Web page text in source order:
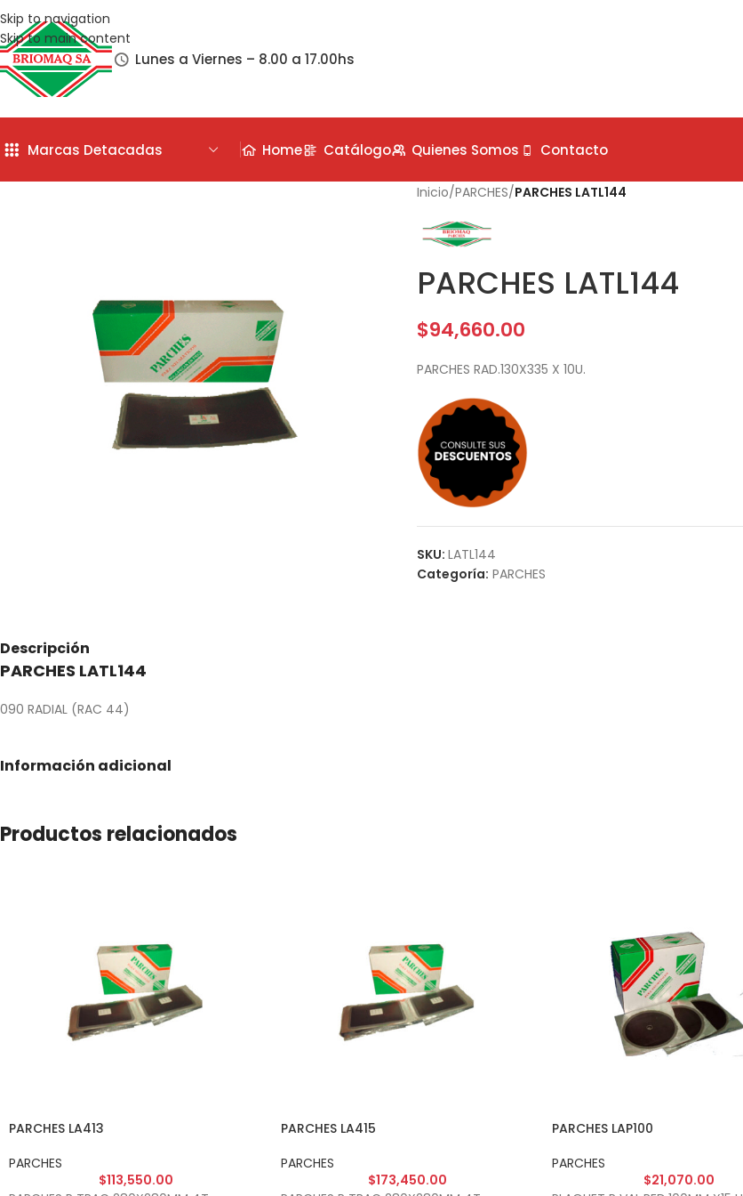
Skip to navigation
Skip to main content
Lunes a Viernes – 8.00 a 17.00hs
Marcas Detacadas Home Catálogo Quienes Somos Contacto
Inicio/PARCHES/PARCHES LATL144
PARCHES LATL144
$94,660.00
PARCHES RAD.130X335 X 10U.
SKU:LATL144
Categoría: PARCHES
Descripción
PARCHES LATL144
090 RADIAL (RAC 44)
Información adicional
Productos relacionados
PARCHES LA413
PARCHES
$113,550.00
PARCHES LA415
PARCHES
$173,450.00
PARCHES LAP100
PARCHES
$21,070.00